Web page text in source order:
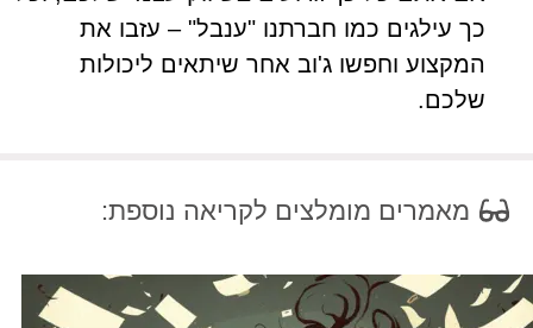
כך עילגים כמו חברתנו "ענבל" – עזבו את
המקצוע וחפשו ג'וב אחר שיתאים ליכולות
שלכם.
מאמרים מומלצים לקריאה נוספת: